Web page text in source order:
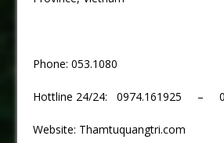
Phone: 053.1080
Hottline 24/24: 0974.161925 –
Website: Thamtuquangtri.com